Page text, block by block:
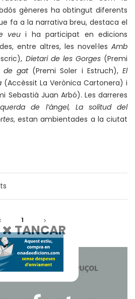
gèneres ha obtingut diferents
fa a la narrativa breu, destaca el
veu i ha participat en edicions
entre altres, les novel·les Amb
Dietari de les Gorges (Premi
de gat(Premi Soler i Estruch),El
(Accèssit La Verònica Cartonera) i
Sebastià Juan Arbó). Les darreres
de l’àngel, La solitud del
, estan ambientades a la ciutat
1
TANCAR